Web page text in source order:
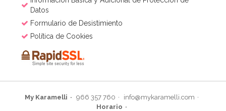
Datos
Formulario de Desistimiento
Política de Cookies
My Karamelli 966 357 760
info@mykaramelli.com
Horario